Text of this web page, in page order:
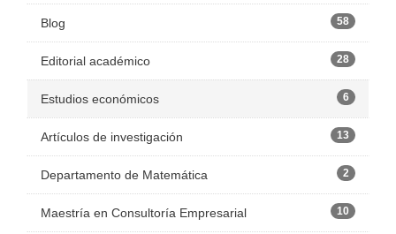
Blog 58
Editorial académico 28
Estudios económicos 6
Artículos de investigación 13
Departamento de Matemática 2
Maestría en Consultoría Empresarial 10